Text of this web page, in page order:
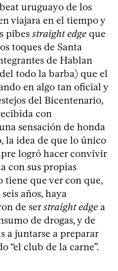
uruguayo de los
viajara en el tiempo y
pibes straight edge que
toques de Santa
de Hablan
todo la barba) que el
en algo tan oficial y
del Bicentenario,
con
sensación de honda
la idea de que lo único
logró hacer convivir
con sus propias
tiene que ver con que,
años, haya
de serstraight edge a
de drogas, y de
a juntarse a preparar
“el club de la carne”.